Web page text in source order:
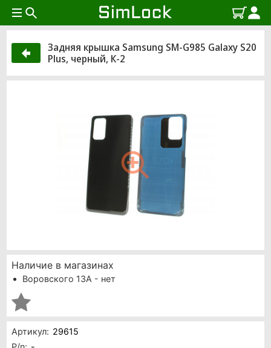
Задняя крышка Samsung SM-G985 Galaxy S20
Plus, черный, К-2
Артикул: 29615
Наличие в магазинах
Воровского 13А - нет